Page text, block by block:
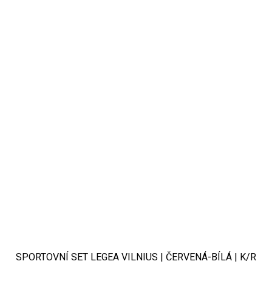
SPORTOVNÍ SET LEGEA VILNIUS | ČERVENÁ-BÍLÁ | K/R